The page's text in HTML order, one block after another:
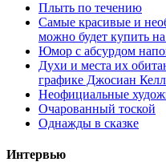
Плыть по течению
Самые красивые и
можно будет купить
Юмор с абсурдом
Духи и места их
графике Джосиан
Неофициальные
Очарованный тоской
Однажды в сказке
Интервью